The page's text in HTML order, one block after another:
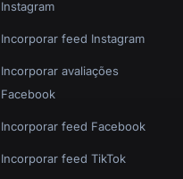
Instagram
Incorporar feed Instagram
Incorporar avaliações
Facebook
Incorporar feed Facebook
Incorporar feed TikTok